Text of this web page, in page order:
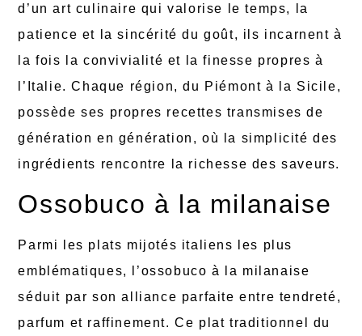
d’un art culinaire qui valorise le temps, la
patience et la sincérité du goût, ils incarnent à
la fois la convivialité et la finesse propres à
l’Italie. Chaque région, du Piémont à la Sicile,
possède ses propres recettes transmises de
génération en génération, où la simplicité des
ingrédients rencontre la richesse des saveurs.
Ossobuco à la milanaise
Parmi les plats mijotés italiens les plus
emblématiques, l’ossobuco à la milanaise
séduit par son alliance parfaite entre tendreté,
parfum et raffinement. Ce plat traditionnel du